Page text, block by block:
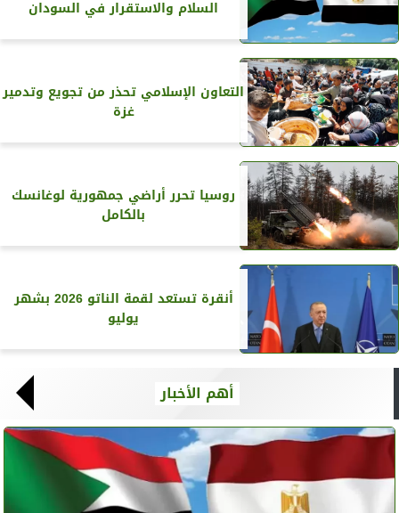
السلام والاستقرار في السودان
التعاون الإسلامي تحذر من تجويع وتدمير
غزة
روسيا تحرر أراضي جمهورية لوغانسك
بالكامل
أنقرة تستعد لقمة الناتو 2026 بشهر
يوليو
أهم الأخبار